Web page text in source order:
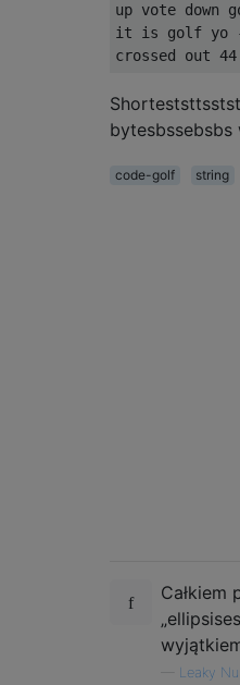
up vote down
it is golf yo
bytesbssebsbs
code-golf
string
Całkiem
Leaky